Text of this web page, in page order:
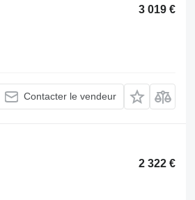
3 019 €
Contacter le vendeur
2 322 €